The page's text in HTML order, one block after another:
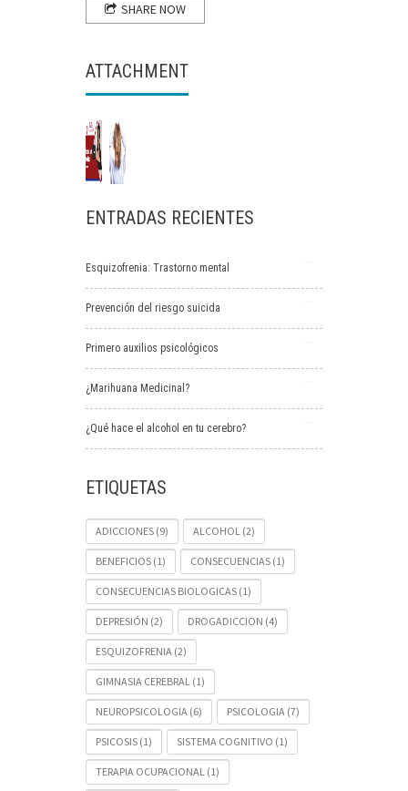
SHARE NOW
ATTACHMENT
ENTRADAS RECIENTES
Esquizofrenia: Trastorno mental
Prevención del riesgo suicida
Primero auxilios psicológicos
¿Marihuana Medicinal?
¿Qué hace el alcohol en tu cerebro?
ETIQUETAS
ADICCIONES (9) ALCOHOL (2)
BENEFICIOS (1) CONSECUENCIAS (1)
CONSECUENCIAS BIOLOGICAS (1)
DEPRESIÓN (2) DROGADICCION (4)
ESQUIZOFRENIA (2)
GIMNASIA CEREBRAL (1)
NEUROPSICOLOGIA (6) PSICOLOGIA (7)
PSICOSIS (1) SISTEMA COGNITIVO (1)
TERAPIA OCUPACIONAL (1)